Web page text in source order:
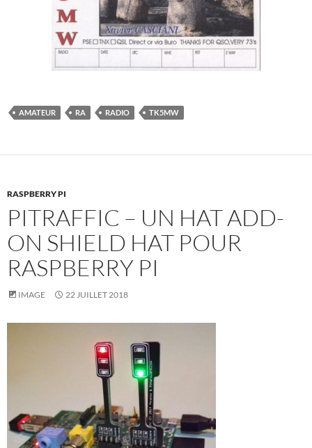
AMATEUR RA RADIO TK5MW
RASPBERRY PI
PITRAFFIC – UN HAT ADD-
ON SHIELD HAT POUR
RASPBERRY PI
IMAGE 22 JUILLET 2018